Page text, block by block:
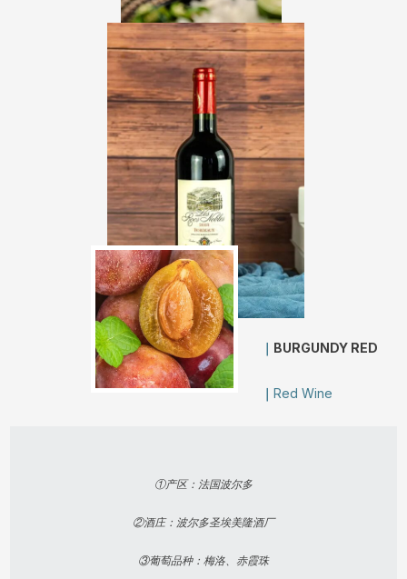
｜ BURGUNDY RED
｜ Red Wine
①产区：法国波尔多
②酒庄：波尔多圣埃美隆酒厂
③葡萄品种：梅洛、赤霞珠